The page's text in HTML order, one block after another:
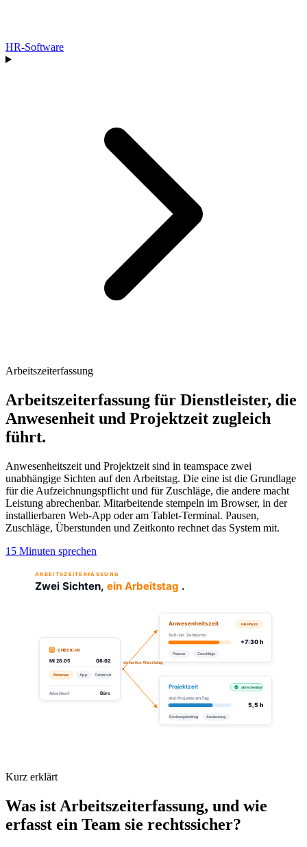
HR-Software
Arbeitszeiterfassung
Arbeitszeiterfassung für Dienstleister, die
Anwesenheit und Projektzeit zugleich
führt.
Anwesenheitszeit und Projektzeit sind in teamspace zwei
unabhängige Sichten auf den Arbeitstag. Die eine ist die Grundlage
für die Aufzeichnungspflicht und für Zuschläge, die andere macht
Leistung abrechenbar. Mitarbeitende stempeln im Browser, in der
installierbaren Web-App oder am Tablet-Terminal. Pausen,
Zuschläge, Überstunden und Zeitkonto rechnet das System mit.
15 Minuten sprechen
Kurz erklärt
Was ist Arbeitszeiterfassung, und wie
erfasst ein Team sie rechtssicher?